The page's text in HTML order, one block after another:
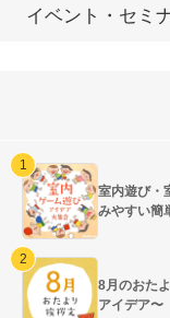
イベント・セミ
室内遊び・
みやすい簡
8月のおた
アイデア〜